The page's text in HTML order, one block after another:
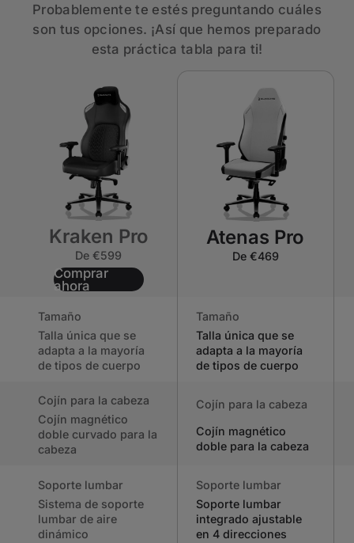
Probablemente te estés preguntando cuáles
son tus opciones. ¡Así que hemos preparado
esta práctica tabla para ti!
Kraken Pro
De €599
Comprar
ahora
Atenas Pro
De €469
Tamaño
Talla única que se
adapta a la mayoría
de tipos de cuerpo
Tamaño
Talla única que se
adapta a la mayoría
de tipos de cuerpo
Cojín para la cabeza
Cojín magnético
doble curvado para la
cabeza
Cojín para la cabeza
Cojín magnético
doble para la cabeza
Soporte lumbar
Sistema de soporte
lumbar de aire
dinámico
Soporte lumbar
Soporte lumbar
integrado ajustable
en 4 direcciones